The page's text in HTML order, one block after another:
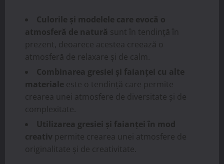
Culorile și modelele care evocă o
atmosferă de natură sunt în tendință în
prezent, deoarece acestea creează o
atmosferă de relaxare și de calm.
Combinarea gresiei și faianței cu alte
materiale este o tendință care permite
crearea unei atmosfere de diversitate și de
complexitate.
Utilizarea gresiei și faianței în mod
creativ permite crearea unei atmosfere de
originalitate și de creativitate.